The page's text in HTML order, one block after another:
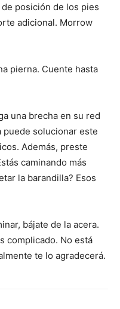
posición de los pies
adicional. Morrow
pierna. Cuente hasta
una brecha en su red
solucionar este
Además, preste
caminando más
la barandilla? Esos
bájate de la acera.
complicado. No está
te lo agradecerá.